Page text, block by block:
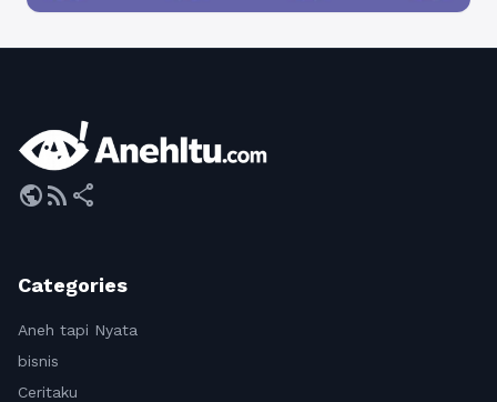
publicrss_feed share
Categories
Aneh tapi Nyata
bisnis
Ceritaku